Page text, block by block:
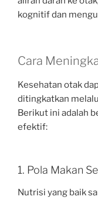
kognitif dan
Cara
Kesehatan otak
ditingkatkan
Berikut ini adalah
efektif:
1. Pola Makan
Nutrisi yang baik